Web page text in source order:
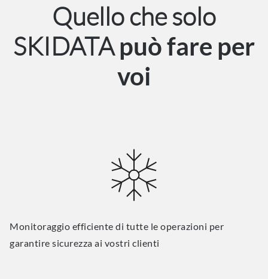
Quello che solo
SKIDATApuò fare per
voi
Monitoraggio efficiente di tutte le operazioni per
garantire sicurezza ai vostri clienti